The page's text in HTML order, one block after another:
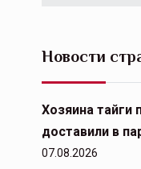
Новости
Хозяина тайги
доставили в
07.08.2026